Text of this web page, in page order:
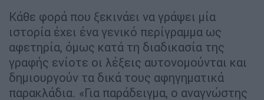
Κάθε φορά που ξεκινάει να γράψει μία
ιστορία έχει ένα γενικό περίγραμμα ως
αφετηρία, όμως κατά τη διαδικασία της
γραφής ενίοτε οι λέξεις αυτονομούνται και
δημιουργούν τα δικά τους αφηγηματικά
παρακλάδια. «Για παράδειγμα, ο αναγνώστης